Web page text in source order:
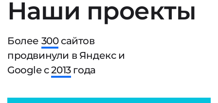
Наши проекты
Более 300сайтов
продвинули в Яндекс и
Google с2013года